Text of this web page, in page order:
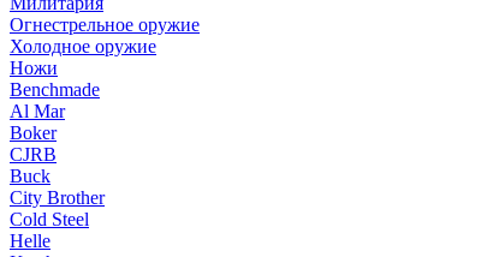
Огнестрельное оружие
Холодное оружие
Ножи
Benchmade
Al Mar
Boker
CJRB
Buck
City Brother
Cold Steel
Helle